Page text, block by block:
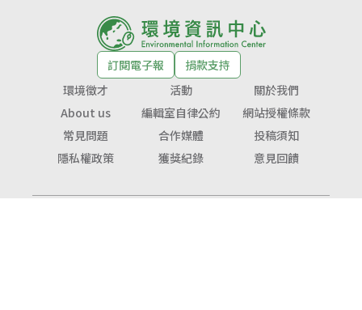
訂閱電子報
捐款支持
環境徵才
活動
關於我們
About us
編輯室自律公約
網站授權條款
常見問題
合作媒體
投稿須知
隱私權政策
獲獎紀錄 意見回饋